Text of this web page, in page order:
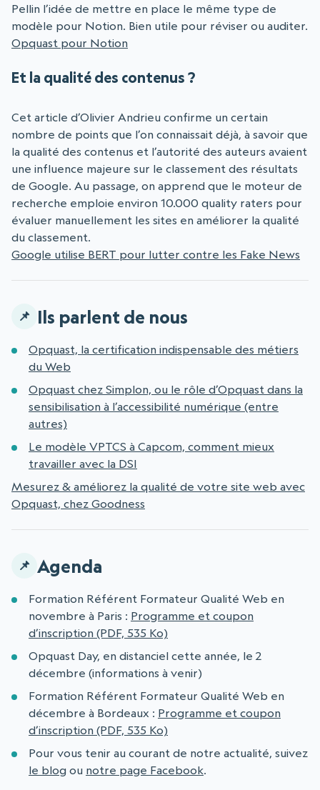
Pellin l’idée de mettre en place le même type de
modèle pour Notion. Bien utile pour réviser ou auditer.
Opquast pour Notion
Et la qualité des contenus ?
Cet article d’Olivier Andrieu confirme un certain
nombre de points que l’on connaissait déjà, à savoir que
la qualité des contenus et l’autorité des auteurs avaient
une influence majeure sur le classement des résultats
de Google. Au passage, on apprend que le moteur de
recherche emploie environ 10.000 quality raters pour
évaluer manuellement les sites en améliorer la qualité
du classement.
Google utilise BERT pour lutter contre les Fake News
Ils parlent de nous
Opquast, la certification indispensable des métiers
du Web
Opquast chez Simplon, ou le rôle d’Opquast dans la
sensibilisation à l’accessibilité numérique (entre
autres)
Le modèle VPTCS à Capcom, comment mieux
travailler avec la DSI
Mesurez & améliorez la qualité de votre site web avec
Opquast, chez Goodness
Agenda
Formation Référent Formateur Qualité Web en
novembre à Paris : Programme et coupon
d’inscription (PDF, 535 Ko)
Opquast Day, en distanciel cette année, le 2
décembre (informations à venir)
Formation Référent Formateur Qualité Web en
décembre à Bordeaux : Programme et coupon
d’inscription (PDF, 535 Ko)
Pour vous tenir au courant de notre actualité, suivez
le blog ou notre page Facebook.